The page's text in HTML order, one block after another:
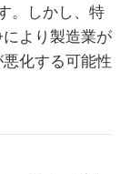
。しかし、特
より製造業が
化する可能性